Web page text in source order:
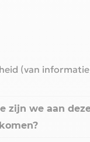
(van
zijn we aan